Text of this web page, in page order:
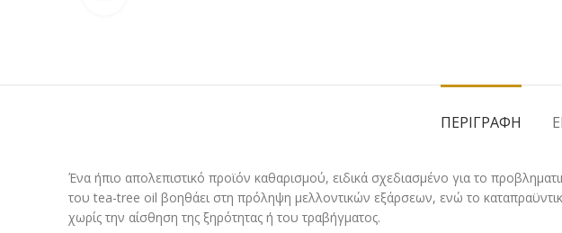
ΠΕΡΙΓΡΑΦΉ
Ένα ήπιο απολεπιστικό προϊόν καθαρισμού, ειδικά σχεδιασμένο για το
του tea-tree oil βοηθάει στη πρόληψη μελλοντικών εξάρσεων, ενώ το
χωρίς την αίσθηση της ξηρότητας ή του τραβήγματος.